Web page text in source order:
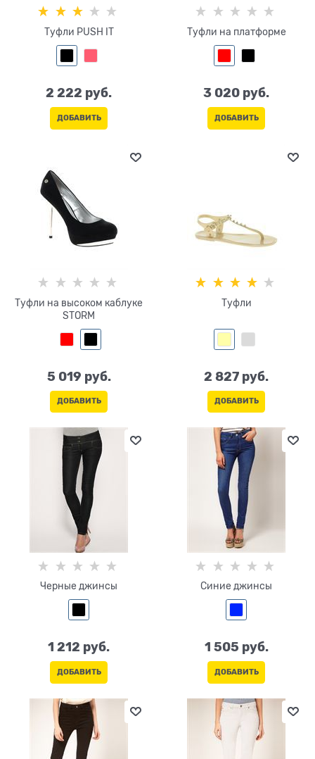
Туфли PUSH IT
2 222 руб.
ДОБАВИТЬ
Туфли на платформе
3 020 руб.
ДОБАВИТЬ
Туфли на высоком каблуке
STORM
5 019 руб.
ДОБАВИТЬ
Туфли
2 827 руб.
ДОБАВИТЬ
Черные джинсы
1 212 руб.
ДОБАВИТЬ
Синие джинсы
1 505 руб.
ДОБАВИТЬ